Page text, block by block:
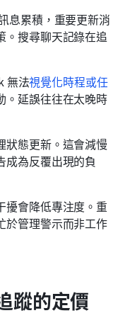
息累積，重要更新消
。搜尋聊天記錄在追
無法視覺化時程或任
。延誤往往在太晚時
狀態更新。這會減慢
成為反覆出現的負
擾會降低專注度。重
於管理警示而非工作
蹤的定價